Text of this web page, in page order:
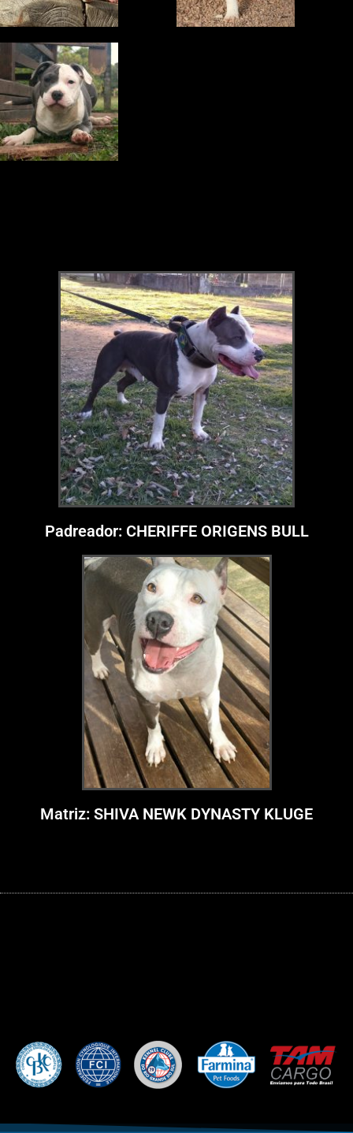
Padreador: CHERIFFE ORIGENS BULL
Matriz: SHIVA NEWK DYNASTY KLUGE